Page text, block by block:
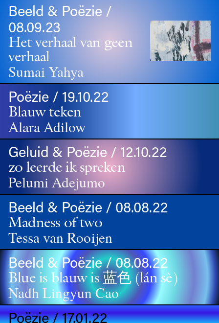
Beeld & Poëzie /
08.09.23
Het verhaal van geen
verhaal
Sumai Yahya
Poëzie / 19.10.22
Blauw teken
Alara Adilow
Geluid & Poëzie / 12.10.22
zo leerde ik spreken
Pelumi Adejumo
Beeld & Poëzie / 08.08.22
Madness of two
Tessa van Rooijen
Beeld & Poëzie / 08.08.22
Blue is blauw is 蓝⾊ (lán sè)
Nadh Lingyun Cao
Poëzie / 17.01.22